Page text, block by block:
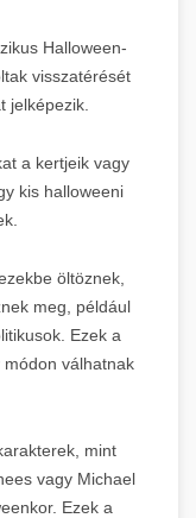
Halloween-
visszatérését
jelképezik.
a kertjeik vagy
kis halloweeni
öltöznek,
meg, például
Ezek a
válhatnak
mint
vagy Michael
Ezek a